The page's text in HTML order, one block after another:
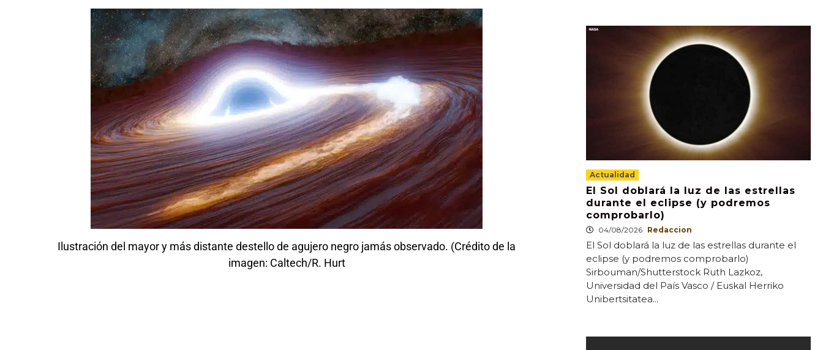
Ilustración del mayor y más distante destello de agujero negro jamás observado. (Crédito de la
imagen: Caltech/R. Hurt
Actualidad
El Sol doblará la luz de las estrellas
durante el eclipse (y podremos
comprobarlo)
04/08/2026 Redaccion
El Sol doblará la luz de las estrellas durante el
eclipse (y podremos comprobarlo)
Sirbouman/Shutterstock Ruth Lazkoz,
Universidad del País Vasco / Euskal Herriko
Unibertsitatea...